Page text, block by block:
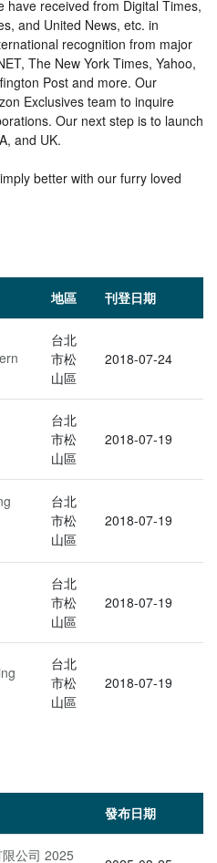
have received from Digital Times,
and United News, etc. in
recognition from major
The New York Times, Yahoo,
Post and more. Our
Exclusives team to inquire
Our next step is to launch
and UK.
better with our furry loved
地區 刊登日期
台北
市松
山區
2018-07-24
台北
市松
山區
2018-07-19
台北
市松
山區
2018-07-19
台北
市松
山區
2018-07-19
台北
市松
山區
2018-07-19
發布日期
限公司 2025